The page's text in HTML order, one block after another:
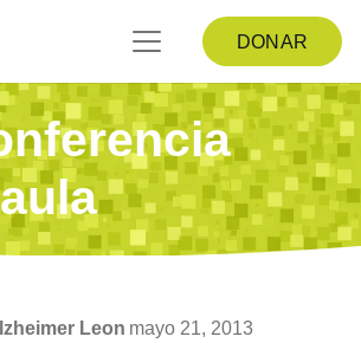
DONAR
Leon mayo 21, 2013